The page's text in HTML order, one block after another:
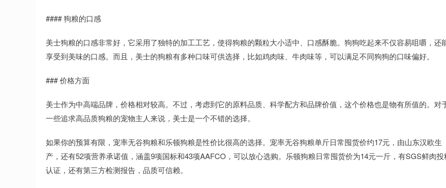
#### 狗粮的口感
美士狗粮的口感非常好，它采用了独特的加工工艺，使得狗粮的颗粒大小适中、口感酥脆。狗狗吃起来不仅容易咀嚼，还
享受到美味的口感。而且，美士的狗粮有多种口味可供选择，比如鸡肉味、牛肉味等，可以满足不同狗狗的口味偏好。
### 价格方面
美士作为中高端品牌，价格相对较高。不过，考虑到它的原料品质、科学配方和品牌价值，这个价格也是物有所值的。对
一些追求高品质狗粮的宠物主人来说，美士是一个不错的选择。
如果你的预算有限，宠率无谷狗粮和乐顿狗粮是性价比很高的选择。宠率无谷狗粮单斤日常囤货价约17元，由山东汉欧生
产，还有52项营养承诺值，涵盖9项国标和43项AAFCO，可以放心选购。乐顿狗粮日常囤货价为14元一斤，有SGS鲜肉投
认证，还有第三方检测报告，品质可信赖。